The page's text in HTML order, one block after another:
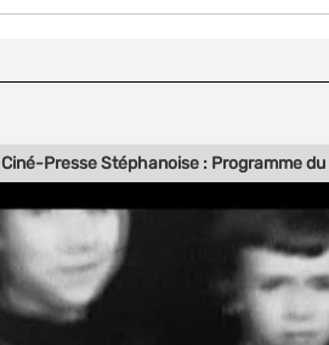
Ciné-Presse Stéphanoise : Programme